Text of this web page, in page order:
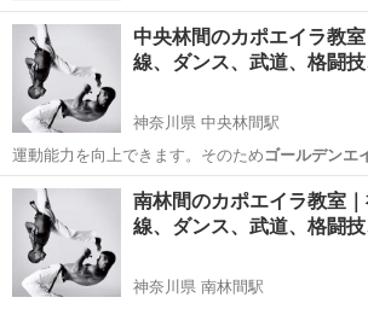
中央林間のカポエイラ教
線、ダンス、武道、格闘
神奈川県 中央林間駅
運動能力を向上できます。そのためゴールデンエ
動不足の社会人、筋…
神奈川 大和市 中央林間駅 ダンス カ
南林間のカポエイラ教室
線、ダンス、武道、格闘
神奈川県 南林間駅